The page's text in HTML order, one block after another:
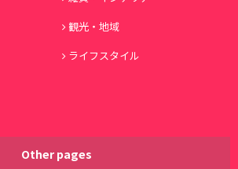
観光・地域
ライフスタイル
Other pages